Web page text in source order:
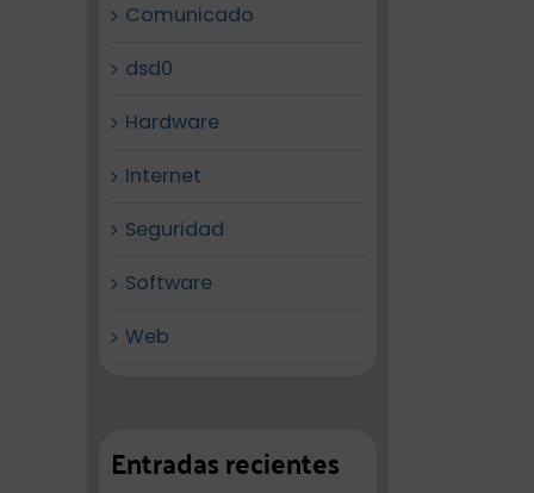
Comunicado
dsd0
Hardware
Internet
Seguridad
Software
Web
Entradas recientes